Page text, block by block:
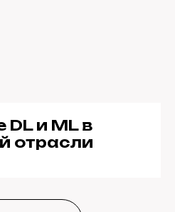
и ML в
отрасли